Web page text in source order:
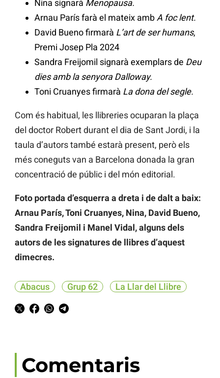
Nina signarà Menopausa.
Arnau París farà el mateix amb A foc lent.
David Bueno firmarà L’art de ser humans,
Premi Josep Pla 2024
Sandra Freijomil signarà exemplars de Deu
dies amb la senyora Dalloway.
Toni Cruanyes firmarà La dona del segle.
Com és habitual, les llibreries ocuparan la plaça
del doctor Robert durant el dia de Sant Jordi, i la
taula d’autors també estarà present, però els
més coneguts van a Barcelona donada la gran
concentració de públic i del món editorial.
Foto portada d’esquerra a dreta i de dalt a baix:
Arnau París, Toni Cruanyes, Nina, David Bueno,
Sandra Freijomil i Manel Vidal, alguns dels
autors de les signatures de llibres d’aquest
dimecres.
Abacus Grup 62 La Llar del Llibre
Comentaris